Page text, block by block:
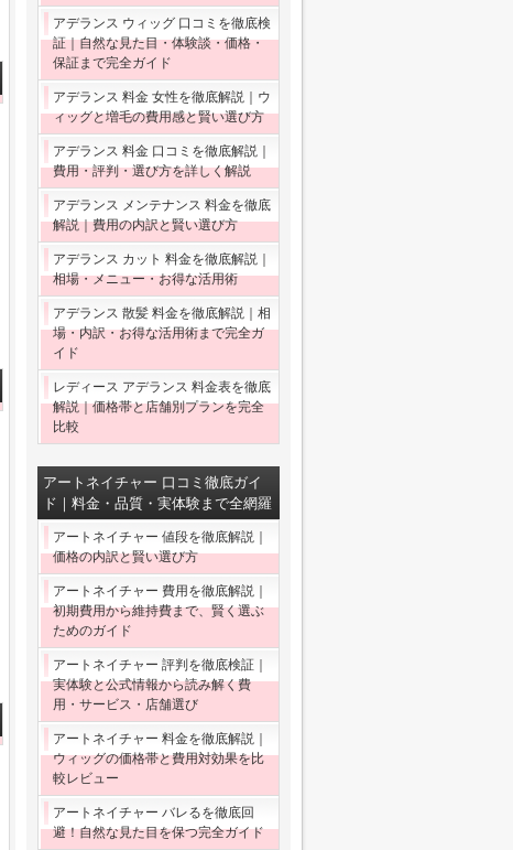
アデランス ウィッグ 口コミを徹底検
証｜自然な見た目・体験談・価格・
保証まで完全ガイド
アデランス 料金 女性を徹底解説｜ウ
ィッグと増毛の費用感と賢い選び方
アデランス 料金 口コミを徹底解説｜
費用・評判・選び方を詳しく解説
アデランス メンテナンス 料金を徹底
解説｜費用の内訳と賢い選び方
アデランス カット 料金を徹底解説｜
相場・メニュー・お得な活用術
アデランス 散髪 料金を徹底解説｜相
場・内訳・お得な活用術まで完全ガ
イド
レディース アデランス 料金表を徹底
解説｜価格帯と店舗別プランを完全
比較
アートネイチャー 口コミ徹底ガイ
ド｜料金・品質・実体験まで全網羅
アートネイチャー 値段を徹底解説｜
価格の内訳と賢い選び方
アートネイチャー 費用を徹底解説｜
初期費用から維持費まで、賢く選ぶ
ためのガイド
アートネイチャー 評判を徹底検証｜
実体験と公式情報から読み解く費
用・サービス・店舗選び
アートネイチャー 料金を徹底解説｜
ウィッグの価格帯と費用対効果を比
較レビュー
アートネイチャー バレるを徹底回
避！自然な見た目を保つ完全ガイド